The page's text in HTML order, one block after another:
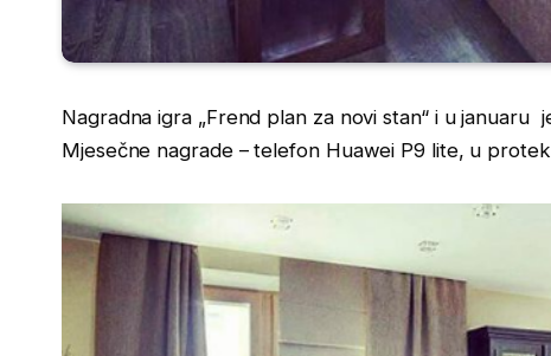
Nagradna igra „Frend plan za novi stan“ i u
Mjesečne nagrade – telefon Huawei P9 lite, u